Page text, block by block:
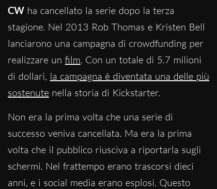
CW ha cancellato la serie dopo la terza
stagione. Nel 2013 Rob Thomas e Kristen Bell
lanciarono una campagna di crowdfunding per
realizzare un film. Con un totale di 5.7 milioni
di dollari, la campagna è diventata una delle più
sostenute nella storia di Kickstarter.
Non era la prima volta che una serie di
successo veniva cancellata. Ma era la prima
volta che il pubblico riusciva a riportarla sugli
schermi. Nel frattempo erano trascorsi dieci
anni, e i social media erano esplosi. Questo